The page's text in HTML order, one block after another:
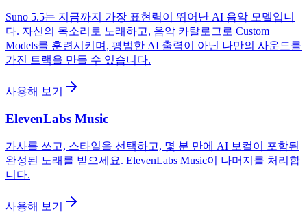
Suno 5.5는 지금까지 가장 표현력이 뛰어난 AI 음악 모델입니
다. 자신의 목소리로 노래하고, 음악 카탈로그로 Custom
Models를 훈련시키며, 평범한 AI 출력이 아닌 나만의 사운드를
가진 트랙을 만들 수 있습니다.
사용해 보기
ElevenLabs Music
가사를 쓰고, 스타일을 선택하고, 몇 분 만에 AI 보컬이 포함된
완성된 노래를 받으세요. ElevenLabs Music이 나머지를 처리합
니다.
사용해 보기